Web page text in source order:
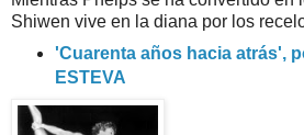
Shiwen vive en la diana por los
'Cuarenta años hacia atrás',
ESTEVA